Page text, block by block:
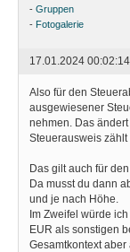
- Gruppen
- Fotogalerie
17.01.2024 00:02:14
Also für den
ausgewiesener
nehmen. Das
Steuerausweis zählt
Das gilt auch für
Da musst du dann
und je nach Höhe.
Im Zweifel würde
EUR als sonstigen
Gesamtkontext